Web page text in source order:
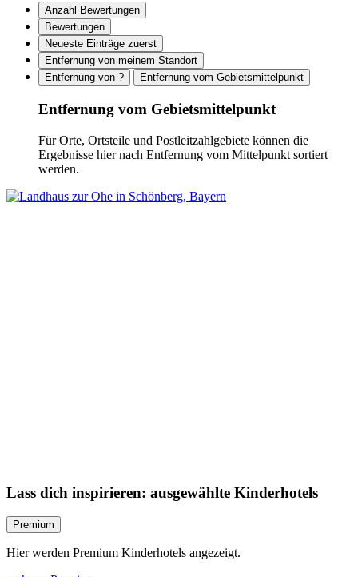
Anzahl Bewertungen
Bewertungen
Neueste Einträge zuerst
Entfernung von meinem Standort
Entfernung von ?
Entfernung vom Gebietsmittelpunkt
Entfernung vom Gebietsmittelpunkt
Für Orte, Ortsteile und Postleitzahlgebiete können die
Ergebnisse hier nach Entfernung vom Mittelpunkt sortiert
werden.
Lass dich inspirieren: ausgewählte Kinderhotels
Premium
Hier werden Premium Kinderhotels angezeigt.